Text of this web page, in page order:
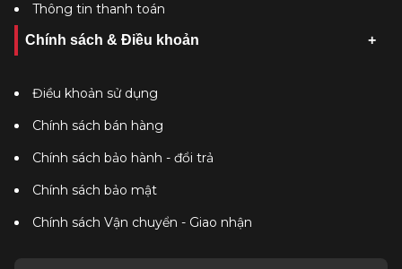
Thông tin thanh toán
Chính sách & Điều khoản
Điều khoản sử dụng
Chính sách bán hàng
Chính sách bảo hành - đổi trả
Chính sách bảo mật
Chính sách Vận chuyển - Giao nhận